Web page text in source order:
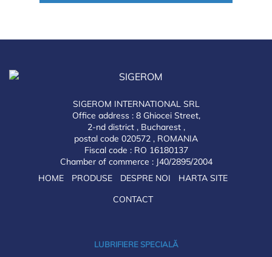
SIGEROM INTERNATIONAL SRL
Office address : 8 Ghiocei Street,
2-nd district , Bucharest ,
postal code 020572 , ROMANIA
Fiscal code : RO 16180137
Chamber of commerce : J40/2895/2004
HOME
PRODUSE DESPRE NOI
HARTA SITE
CONTACT
LUBRIFIERE SPECIALĂ